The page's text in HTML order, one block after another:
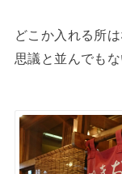
どこか入れる所
思議と並んでもな